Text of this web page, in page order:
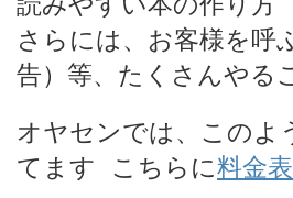
さらには、お客様を呼
告）等、たくさんやる
オヤセンでは、このよ
てます こちらに料金表